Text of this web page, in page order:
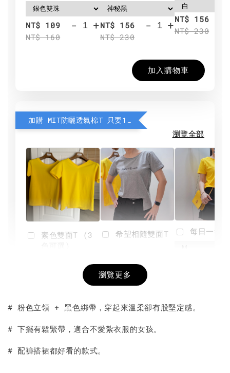
NT$ 109
NT$ 160
- +NT$ 156
NT$ 230
- +NT$ 156
NT$ 230
加入購物車
加購 MIT防曬透氣棉T 只要190元
瀏覽全部
素色雙面T (3
+
希望相隨雙面T
NT$ 190
-
每日一笑
瀏覽更多
# 粉色立領 + 黑色綁帶，穿起來溫柔卻有股堅定感。
# 下擺有鬆緊帶，適合不愛紮衣服的女孩。
# 配褲搭裙都好看的款式。